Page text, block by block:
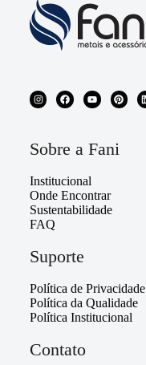
Sobre a Fani
Institucional
Onde Encontrar
Sustentabilidade
FAQ
Suporte
Política de Privacidade
Política da Qualidade
Política Institucional
Contato